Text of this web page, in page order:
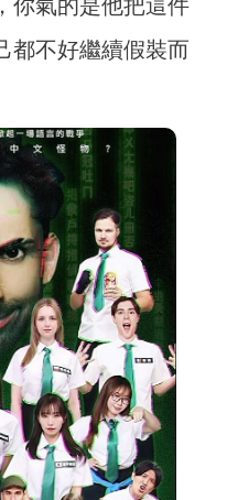
你氣的是他把這件
都不好繼續假裝而